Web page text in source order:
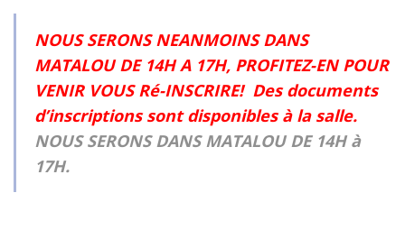
NOUS SERONS NEANMOINS DANS
MATALOU DE 14H A 17H, PROFITEZ-EN POUR
VENIR VOUS Ré-INSCRIRE! Des documents
d’inscriptions sont disponibles à la salle.
NOUS SERONS DANS MATALOU DE 14H à
17H.